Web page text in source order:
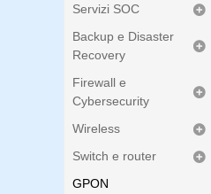
Servizi SOC
Backup e Disaster
Recovery
Firewall e
Cybersecurity
Wireless
Switch e router
GPON